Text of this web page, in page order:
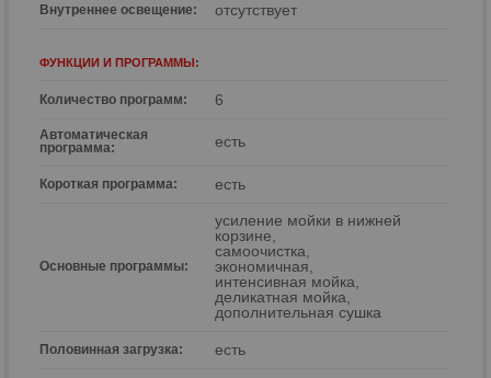
Внутреннее освещениe: отсутствует
ФУНКЦИИ И ПРОГРАММЫ:
Количество программ: 6
Автоматическая
программа:
есть
Короткая программа: есть
Основные программы:
усиление мойки в нижней
корзине,
самоочистка,
экономичная,
интенсивная мойка,
деликатная мойка,
дополнительная сушка
Половинная загрузка: есть